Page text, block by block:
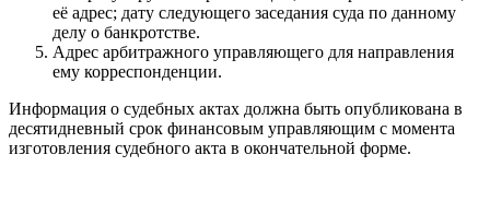
её адрес; дату следующего заседания суда по данному
делу о банкротстве.
Адрес арбитражного управляющего для направления
ему корреспонденции.
Информация о судебных актах должна быть опубликована в
десятидневный срок финансовым управляющим с момента
изготовления судебного акта в окончательной форме.